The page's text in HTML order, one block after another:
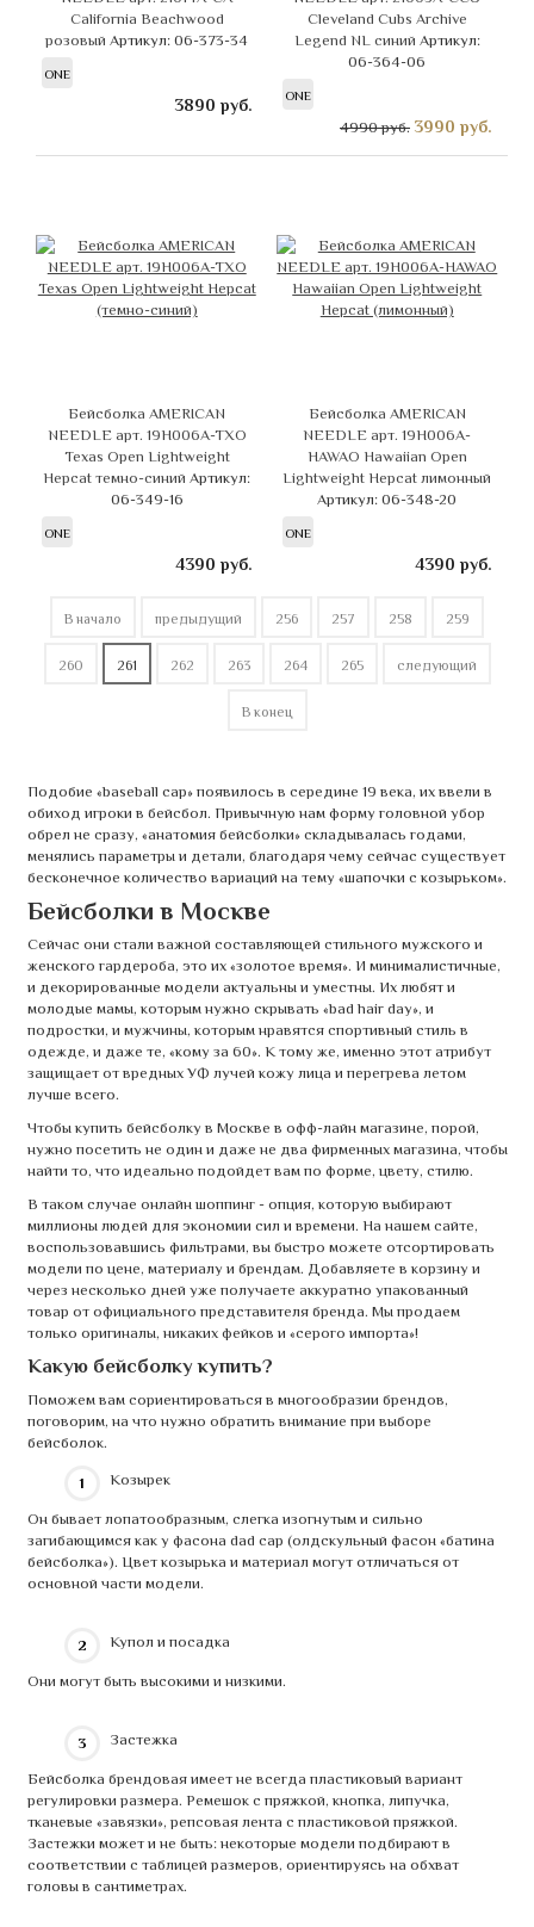
California Beachwood
розовыйАртикул: 06-373-34
ONE
3890 руб.
Cleveland Cubs Archive
Legend NL синий Артикул:
06-364-06
ONE
4990 руб. 3990 руб.
Бейсболка AMERICAN
NEEDLE арт. 19H006A-TXO
Texas Open Lightweight
Hepcat темно-синийАртикул:
06-349-16
ONE
4390 руб.
Бейсболка AMERICAN
NEEDLE арт. 19H006A-
HAWAO Hawaiian Open
Lightweight Hepcat лимонный
Артикул: 06-348-20
ONE
4390 руб.
В начало предыдущий 256 257 258 259
260 261 262 263 264 265 следующий
В конец
Подобие «baseball cap» появилось в середине 19 века, их ввели в
обиход игроки в бейсбол. Привычную нам форму головной убор
обрел не сразу, «анатомия бейсболки» складывалась годами,
менялись параметры и детали, благодаря чему сейчас существует
бесконечное количество вариаций на тему «шапочки с козырьком».
Бейсболки в Москве
Сейчас они стали важной составляющей стильного мужского и
женского гардероба, это их «золотое время». И минималистичные,
и декорированные модели актуальны и уместны. Их любят и
молодые мамы, которым нужно скрывать «bad hair day», и
подростки, и мужчины, которым нравятся спортивный стиль в
одежде, и даже те, «кому за 60». К тому же, именно этот атрибут
защищает от вредных УФ лучей кожу лица и перегрева летом
лучше всего.
Чтобы купить бейсболку в Москве в офф-лайн магазине, порой,
нужно посетить не один и даже не два фирменных магазина, чтобы
найти то, что идеально подойдет вам по форме, цвету, стилю.
В таком случае онлайн шоппинг - опция, которую выбирают
миллионы людей для экономии сил и времени. На нашем сайте,
воспользовавшись фильтрами, вы быстро можете отсортировать
модели по цене, материалу и брендам. Добавляете в корзину и
через несколько дней уже получаете аккуратно упакованный
товар от официального представителя бренда. Мы продаем
только оригиналы, никаких фейков и «серого импорта»!
Какую бейсболку купить?
Поможем вам сориентироваться в многообразии брендов,
поговорим, на что нужно обратить внимание при выборе
бейсболок.
Козырек
Он бывает лопатообразным, слегка изогнутым и сильно
загибающимся как у фасона dad cap (олдскульный фасон «батина
бейсболка»). Цвет козырька и материал могут отличаться от
основной части модели.
Купол и посадка
Они могут быть высокими и низкими.
Застежка
Бейсболка брендовая имеет не всегда пластиковый вариант
регулировки размера. Ремешок с пряжкой, кнопка, липучка,
тканевые «завязки», репсовая лента с пластиковой пряжкой.
Застежки может и не быть: некоторые модели подбирают в
соответствии с таблицей размеров, ориентируясь на обхват
головы в сантиметрах.